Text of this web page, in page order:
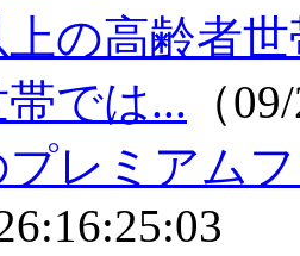
上の高齢者
では... （
レミアム